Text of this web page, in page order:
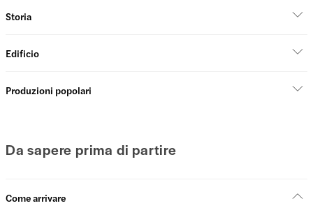
Storia
Edificio
Produzioni popolari
Da sapere prima di partire
Come arrivare